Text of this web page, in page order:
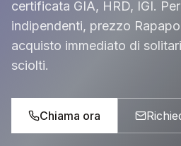
certificata GIA, HRD, IGI.
indipendenti, prezzo
acquisto immediato di
sciolti.
Chiama ora